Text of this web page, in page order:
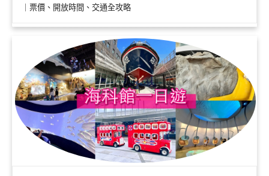
｜票價、開放時間、交通全攻略